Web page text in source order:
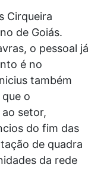
Cirqueira
de Goiás.
o pessoal já
é no
também
o
setor,
do fim das
de quadra
da rede